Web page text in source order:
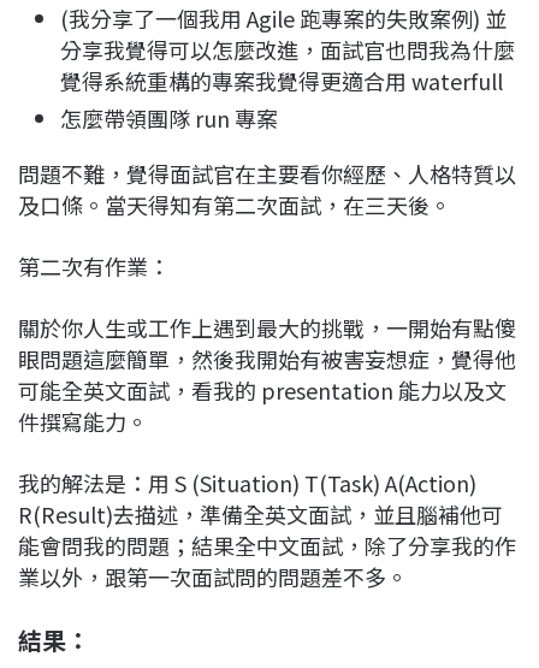
(我分享了一個我用 Agile 跑專案的失敗案例) 並
分享我覺得可以怎麼改進，面試官也問我為什麼
覺得系統重構的專案我覺得更適合用 waterfull
怎麼帶領團隊 run 專案
問題不難，覺得面試官在主要看你經歷、人格特質以
及口條。當天得知有第二次面試，在三天後。
第二次有作業：
關於你人生或工作上遇到最大的挑戰，一開始有點傻
眼問題這麼簡單，然後我開始有被害妄想症，覺得他
可能全英文面試，看我的 presentation 能力以及文
件撰寫能力。
我的解法是：用 S (Situation) T(Task) A(Action)
R(Result)去描述，準備全英文面試，並且腦補他可
能會問我的問題；結果全中文面試，除了分享我的作
業以外，跟第一次面試問的問題差不多。
結果：